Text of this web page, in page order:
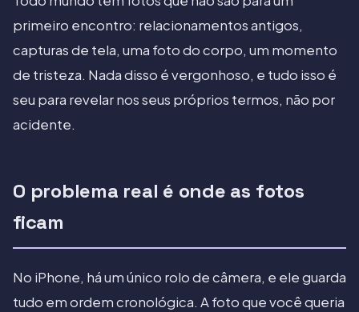
primeiro encontro: relacionamentos antigos,
capturas de tela, uma foto do corpo, um momento
de tristeza. Nada disso é vergonhoso, e tudo isso é
seu para revelar nos seus próprios termos, não por
acidente.
O problema real é onde as fotos
ficam
No iPhone, há um único rolo de câmera, e ele guarda
tudo em ordem cronológica. A foto que você queria